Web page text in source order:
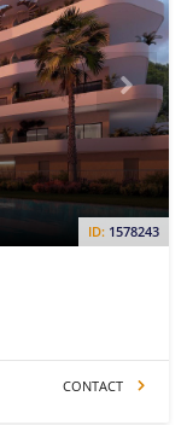
ID: 1578243
CONTACT